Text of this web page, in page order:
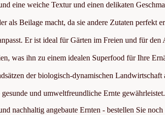
eine weiche Textur und einen delikaten
als Beilage macht, da sie andere Zutaten perfekt
Er ist ideal für Gärten im Freien und für den
was ihn zu einem idealen Superfood für Ihre
der biologisch-dynamischen Landwirtschaft
und umweltfreundliche Ernte gewährleistet.
nachhaltig angebaute Ernten - bestellen Sie noch